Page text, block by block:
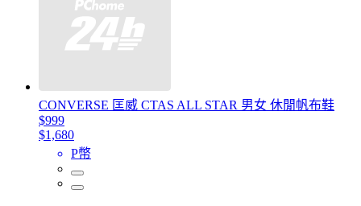
CONVERSE 匡威 CTAS ALL STAR 男女 休閒帆布鞋
$999
$1,680
P幣